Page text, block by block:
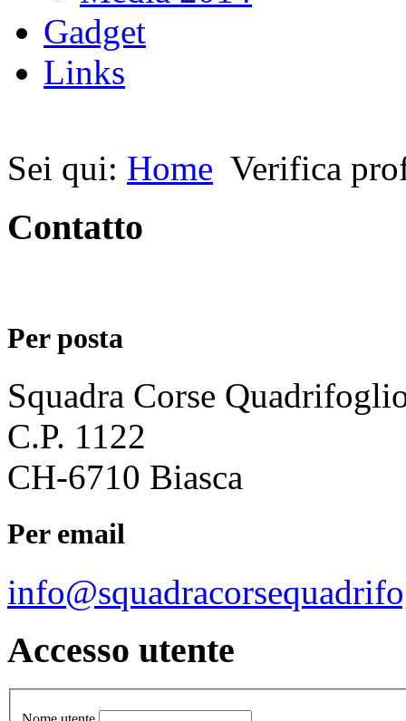
Gadget
Links
Sei qui: Home Verifica
Contatto
Per posta
Squadra Corse
C.P. 1122
CH-6710 Biasca
Per email
Accesso utente